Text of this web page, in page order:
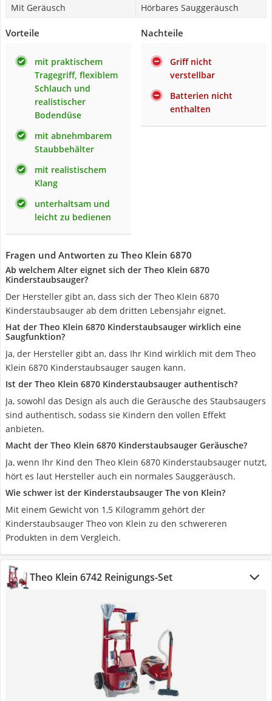
Mit Geräusch
Hörbares Sauggeräusch
Vorteile
mit praktischem
Tragegriff, flexiblem
Schlauch und
realistischer
Bodendüse
mit abnehmbarem
Staubbehälter
mit realistischem
Klang
unterhaltsam und
leicht zu bedienen
Nachteile
Griff nicht
verstellbar
Batterien nicht
enthalten
Fragen und Antworten zu Theo Klein 6870
Ab welchem Alter eignet sich der Theo Klein 6870
Kinderstaubsauger?
Der Hersteller gibt an, dass sich der Theo Klein 6870
Kinderstaubsauger ab dem dritten Lebensjahr eignet.
Hat der Theo Klein 6870 Kinderstaubsauger wirklich eine
Saugfunktion?
Ja, der Hersteller gibt an, dass Ihr Kind wirklich mit dem Theo
Klein 6870 Kinderstaubsauger saugen kann.
Ist der Theo Klein 6870 Kinderstaubsauger authentisch?
Ja, sowohl das Design als auch die Geräusche des Staubsaugers
sind authentisch, sodass sie Kindern den vollen Effekt
anbieten.
Macht der Theo Klein 6870 Kinderstaubsauger Geräusche?
Ja, wenn Ihr Kind den Theo Klein 6870 Kinderstaubsauger nutzt,
hört es laut Hersteller auch ein normales Sauggeräusch.
Wie schwer ist der Kinderstaubsauger The von Klein?
Mit einem Gewicht von 1,5 Kilogramm gehört der
Kinderstaubsauger Theo von Klein zu den schwereren
Produkten in dem Vergleich.
Theo Klein 6742 Reinigungs-Set